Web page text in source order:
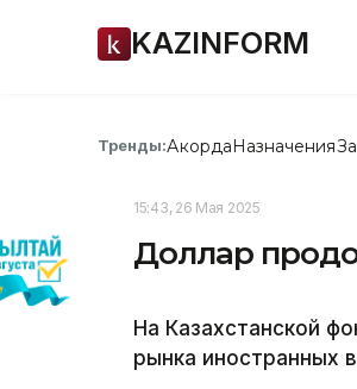
KAZINFORM
Тренды:АкордаНазначения
15:43, 26 Мая 2025
Доллар
На Казахстанской
рынка иностранных